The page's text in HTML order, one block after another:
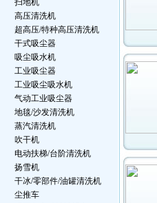
扫地机
高压清洗机
超高压/特种高压清洗机
干式吸尘器
吸尘吸水机
工业吸尘器
工业吸尘吸水机
气动工业吸尘器
地毯/沙发清洗机
蒸汽清洗机
吹干机
电动扶梯/台阶清洗机
扬雪机
干冰/零部件/油罐清洗机
尘推车